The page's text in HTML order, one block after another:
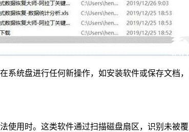
系统盘进行任何新操作，如安装软件或保存文档
使用时。这类软件通过扫描磁盘扇区，识别未被